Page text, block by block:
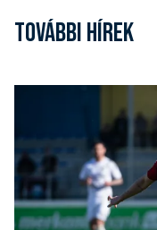
TOVÁBBI HÍREK